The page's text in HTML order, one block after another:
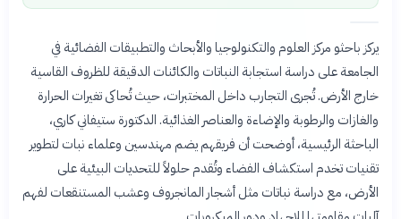
يركز باحثو مركز العلوم والتكنولوجيا والأبحاث والتطبيقات الفضائية في
الجامعة على دراسة استجابة النباتات والكائنات الدقيقة للظروف القاسية
خارج الأرض. تُجرى التجارب داخل المختبرات، حيث تُحاكى تغيرات الحرارة
والغازات والرطوبة والإضاءة والعناصر الغذائية. الدكتورة ستيفاني كاري،
الباحثة الرئيسية، أوضحت أن فريقهم يضم مهندسين وعلماء نبات لتطوير
تقنيات تخدم استكشاف الفضاء وتُقدم حلولاً للتحديات البيئية على
الأرض، مع دراسة نباتات مثل أشجار المانجروف وعشب المستنقعات لفهم